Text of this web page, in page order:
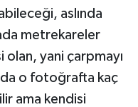
aslında
metrekareler
yani çarpmayı
o fotoğrafta kaç
ama kendisi